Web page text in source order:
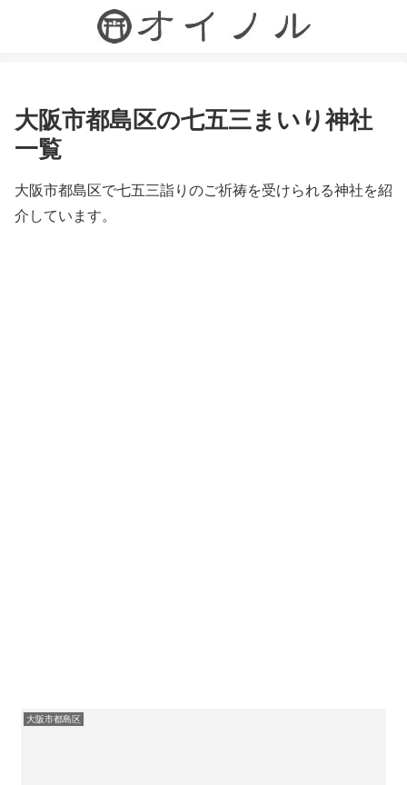
大阪市都島区の七五三まいり神社
一覧
大阪市都島区で七五三詣りのご祈祷を受けられる神社を紹
介しています。
大阪市都島区